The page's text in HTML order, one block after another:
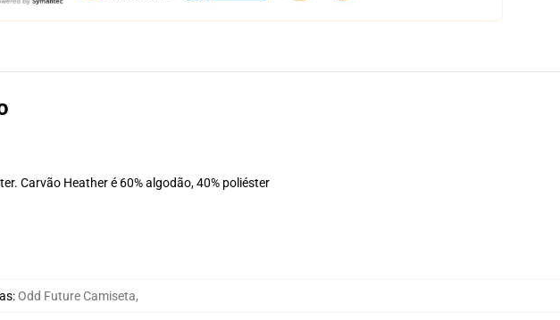
Carvão Heather é 60% algodão, 40% poliéster
:Odd Future Camiseta,